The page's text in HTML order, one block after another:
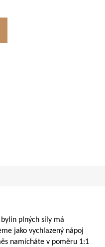
plných síly má
jako vychlazený nápoj
namícháte v poměru 1:1